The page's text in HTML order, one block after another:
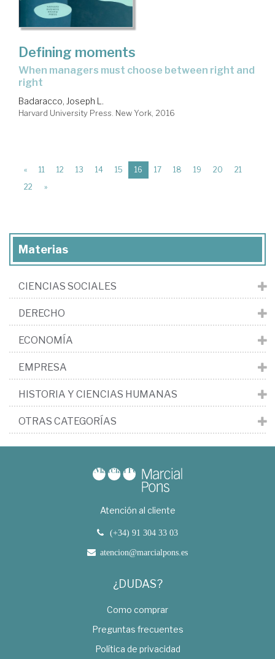
Defining moments
when managers must choose between right and
right
Badaracco, Joseph L.
Harvard University Press. New York, 2016
« 11 12 13 14 15 16 (current)
17 18 19 20
21
22
»
Materias
CIENCIAS SOCIALES
DERECHO
ECONOMÍA
EMPRESA
HISTORIA Y CIENCIAS HUMANAS
OTRAS CATEGORÍAS
Atención al cliente
(+34) 91 304 33 03
atencion@marcialpons.es
¿DUDAS?
Como comprar
Preguntas frecuentes
Política de privacidad